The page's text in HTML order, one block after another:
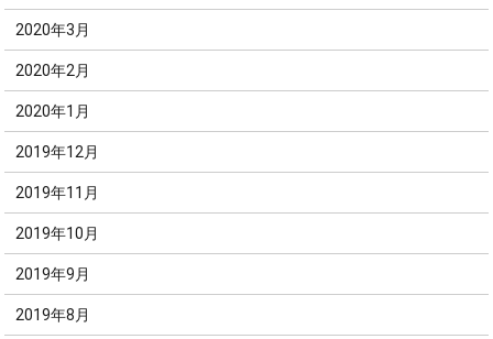
2020年3月
2020年2月
2020年1月
2019年12月
2019年11月
2019年10月
2019年9月
2019年8月